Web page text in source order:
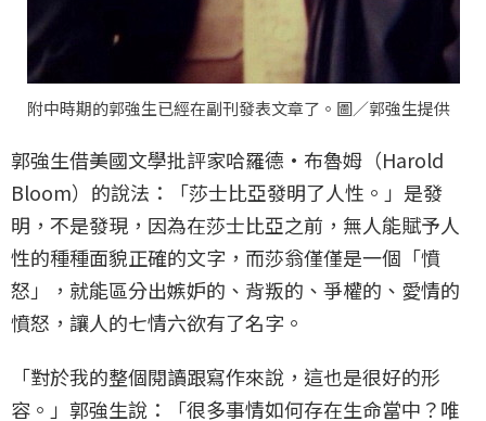
附中時期的郭強生已經在副刊發表文章了。圖／郭強生提供
郭強生借美國文學批評家哈羅德·布魯姆（Harold
Bloom）的說法：「莎士比亞發明了人性。」是發
明，不是發現，因為在莎士比亞之前，無人能賦予人
性的種種面貌正確的文字，而莎翁僅僅是一個「憤
怒」，就能區分出嫉妒的、背叛的、爭權的、愛情的
憤怒，讓人的七情六欲有了名字。
「對於我的整個閱讀跟寫作來說，這也是很好的形
容。」郭強生說：「很多事情如何存在生命當中？唯